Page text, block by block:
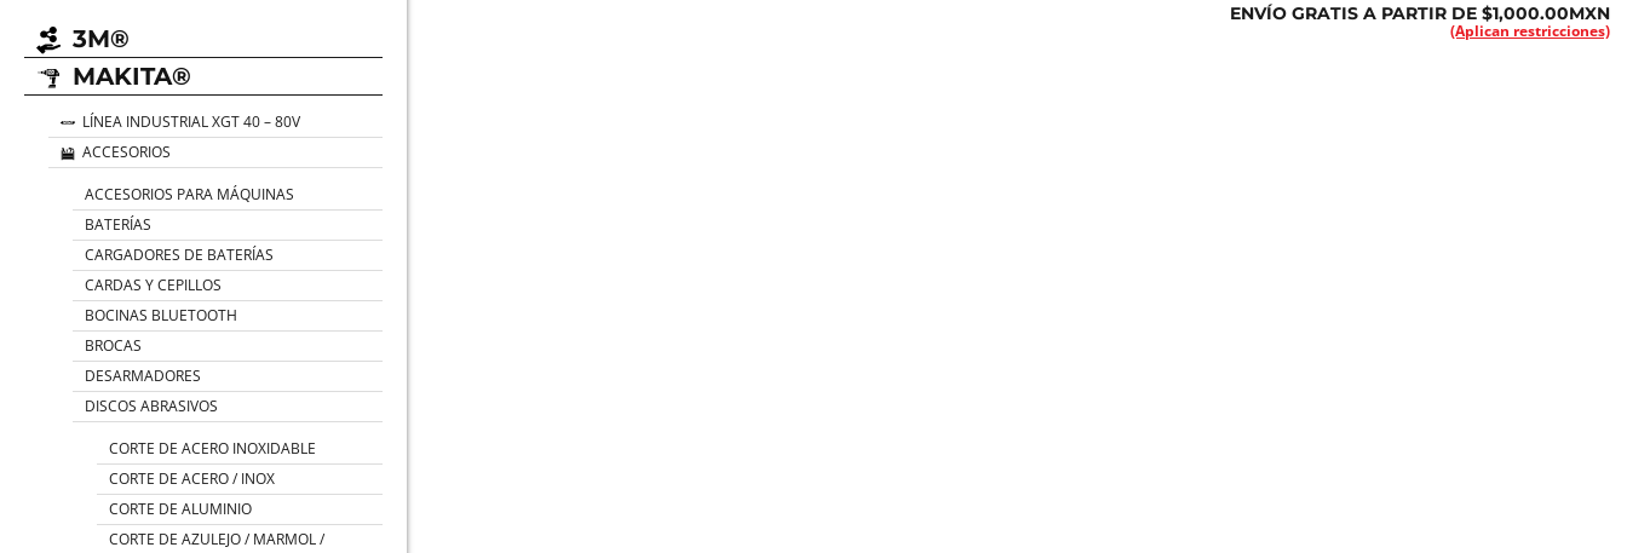
3M®
MAKITA®
LÍNEA INDUSTRIAL XGT 40 – 80V
ACCESORIOS
ACCESORIOS PARA MÁQUINAS
BATERÍAS
CARGADORES DE BATERÍAS
CARDAS Y CEPILLOS
BOCINAS BLUETOOTH
BROCAS
DESARMADORES
DISCOS ABRASIVOS
CORTE DE ACERO INOXIDABLE
CORTE DE ACERO / INOX
CORTE DE ALUMINIO
CORTE DE AZULEJO / MARMOL /
ENVÍO GRATIS A PARTIR DE $1,000.00MXN
(Aplican restricciones)